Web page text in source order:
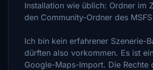
Installation wie üblich: Ordner im
den Community-Ordner des
Ich bin kein erfahrener Szenerie-
dürften also vorkommen. Es ist
Google-Maps-Import. Die Rechte